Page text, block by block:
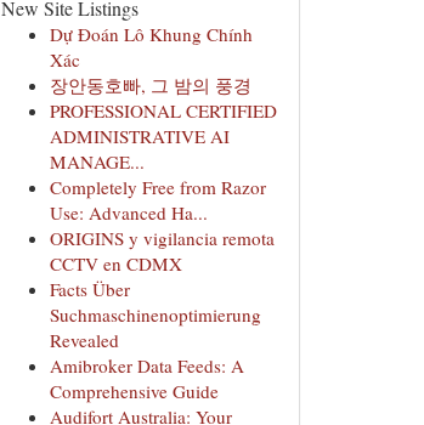
New Site Listings
Dự Đoán Lô Khung Chính
Xác
장안동호빠, 그 밤의 풍경
PROFESSIONAL CERTIFIED
ADMINISTRATIVE AI
MANAGE...
Completely Free from Razor
Use: Advanced Ha...
ORIGINS y vigilancia remota
CCTV en CDMX
Facts Über
Suchmaschinenoptimierung
Revealed
Amibroker Data Feeds: A
Comprehensive Guide
Audifort Australia: Your